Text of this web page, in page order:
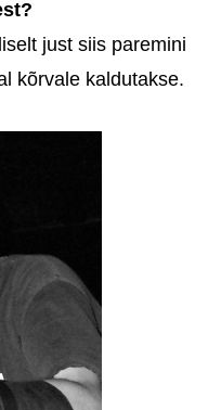
just siis paremini
kõrvale kaldutakse.